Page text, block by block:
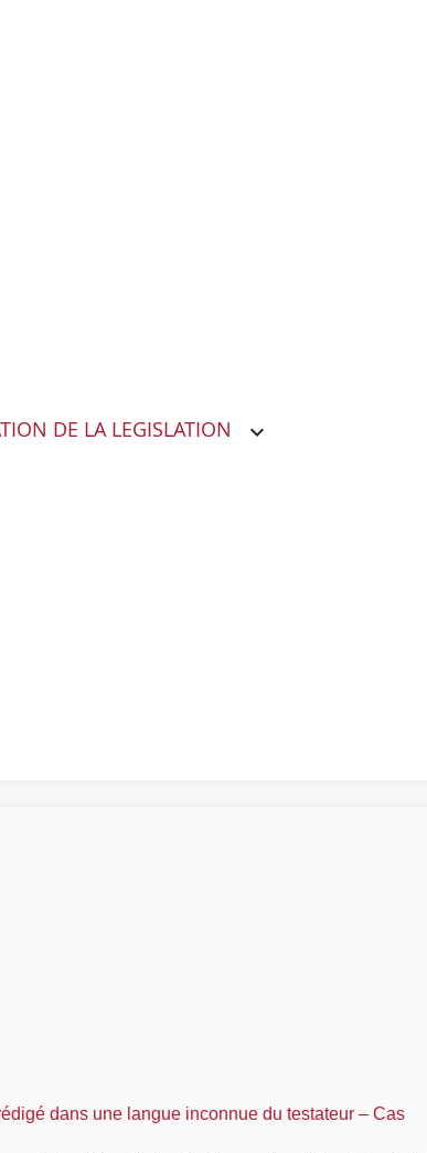
DE LA LEGISLATION
dans une langue inconnue du testateur – Cas